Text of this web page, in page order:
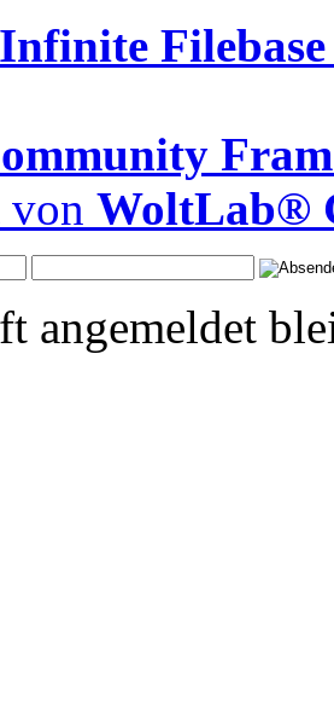
Infinite Filebase
WoltLab®
angemeldet